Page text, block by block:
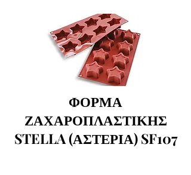
ΦΟΡΜΑ
ΖΑΧΑΡΟΠΛΑΣΤΙΚΗΣ
STELLA (ΑΣΤΕΡΙΑ) SF107